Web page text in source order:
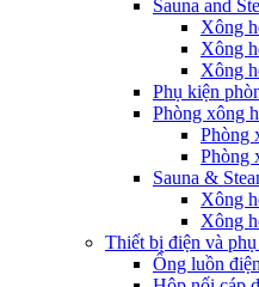
Sauna and
Xông
Xông
Xông
Phụ kiện
Phòng xông
Phòng
Phòng
Sauna &
Xông
Xông
Thiết bị điện và
Ống luồn